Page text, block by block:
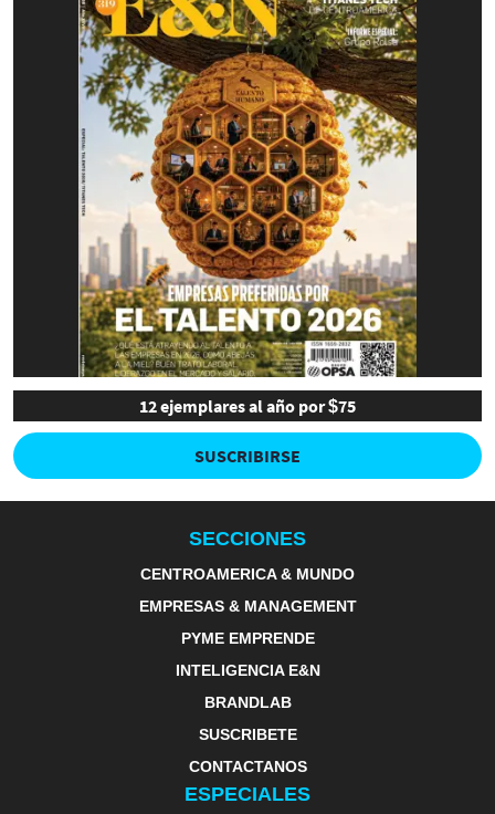
12 ejemplares al año por $75
SUSCRIBIRSE
SECCIONES
CENTROAMERICA & MUNDO
EMPRESAS & MANAGEMENT
PYME EMPRENDE
INTELIGENCIA E&N
BRANDLAB
SUSCRIBETE
CONTACTANOS
ESPECIALES